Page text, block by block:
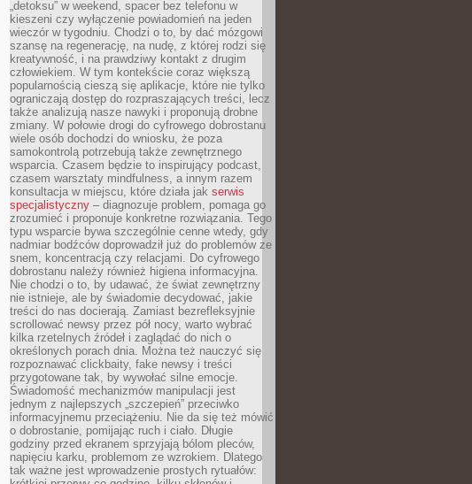
„detoksu” w weekend, spacer bez telefonu w
kieszeni czy wyłączenie powiadomień na jeden
wieczór w tygodniu. Chodzi o to, by dać mózgowi
szansę na regenerację, na nudę, z której rodzi się
kreatywność, i na prawdziwy kontakt z drugim
człowiekiem. W tym kontekście coraz większą
popularnością cieszą się aplikacje, które nie tylko
ograniczają dostęp do rozpraszających treści, lecz
także analizują nasze nawyki i proponują drobne
zmiany. W połowie drogi do cyfrowego dobrostanu
wiele osób dochodzi do wniosku, że poza
samokontrolą potrzebują także zewnętrznego
wsparcia. Czasem będzie to inspirujący podcast,
czasem warsztaty mindfulness, a innym razem
konsultacja w miejscu, które działa jak serwis
specjalistyczny – diagnozuje problem, pomaga go
zrozumieć i proponuje konkretne rozwiązania. Tego
typu wsparcie bywa szczególnie cenne wtedy, gdy
nadmiar bodźców doprowadził już do problemów ze
snem, koncentracją czy relacjami. Do cyfrowego
dobrostanu należy również higiena informacyjna.
Nie chodzi o to, by udawać, że świat zewnętrzny
nie istnieje, ale by świadomie decydować, jakie
treści do nas docierają. Zamiast bezrefleksyjnie
scrollować newsy przez pół nocy, warto wybrać
kilka rzetelnych źródeł i zaglądać do nich o
określonych porach dnia. Można też nauczyć się
rozpoznawać clickbaity, fake newsy i treści
przygotowane tak, by wywołać silne emocje.
Świadomość mechanizmów manipulacji jest
jednym z najlepszych „szczepień” przeciwko
informacyjnemu przeciążeniu. Nie da się też mówić
o dobrostanie, pomijając ruch i ciało. Długie
godziny przed ekranem sprzyjają bólom pleców,
napięciu karku, problemom ze wzrokiem. Dlatego
tak ważne jest wprowadzenie prostych rytuałów: